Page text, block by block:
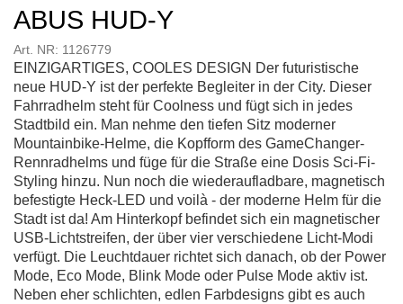
ABUS HUD-Y
Art. NR: 1126779
EINZIGARTIGES, COOLES DESIGN Der futuristische
neue HUD-Y ist der perfekte Begleiter in der City. Dieser
Fahrradhelm steht für Coolness und fügt sich in jedes
Stadtbild ein. Man nehme den tiefen Sitz moderner
Mountainbike-Helme, die Kopfform des GameChanger-
Rennradhelms und füge für die Straße eine Dosis Sci-Fi-
Styling hinzu. Nun noch die wiederaufladbare, magnetisch
befestigte Heck-LED und voilà - der moderne Helm für die
Stadt ist da! Am Hinterkopf befindet sich ein magnetischer
USB-Lichtstreifen, der über vier verschiedene Licht-Modi
verfügt. Die Leuchtdauer richtet sich danach, ob der Power
Mode, Eco Mode, Blink Mode oder Pulse Mode aktiv ist.
Neben eher schlichten, edlen Farbdesigns gibt es auch